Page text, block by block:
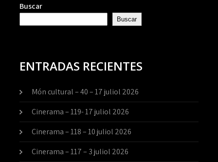
Buscar
Buscar
ENTRADAS RECIENTES
Món cultural – 40 – 17 juliol 2026
Cinerama – 119- 17 juliol 2026
Cinerama – 118 – 10 juliol 2026
Cinerama – 117 – 3 juliol 2026